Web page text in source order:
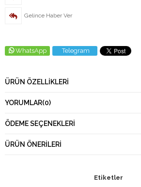
Gelince Haber Ver
WhatsApp Telegram
ÜRÜN ÖZELLIKLERI
YORUMLAR(0)
ÖDEME SEÇENEKLERI
ÜRÜN ÖNERILERI
Etiketler